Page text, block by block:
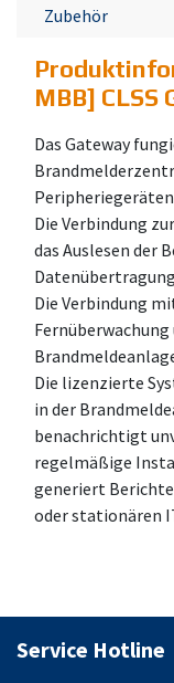
Zubehör
MBB]
Das Gateway
Die Verbindung
das Auslesen der
Die Verbindung
Die lizenzierte
in der
benachrichtigt
regelmäßige
generiert
oder stationären
Service Hotline